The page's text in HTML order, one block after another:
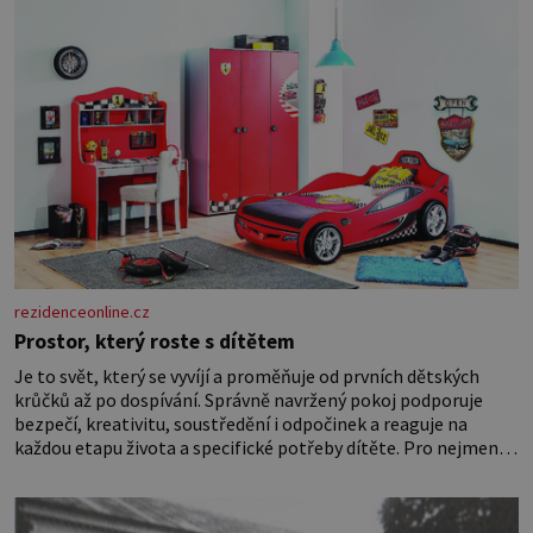
rezidenceonline.cz
Prostor, který roste s dítětem
Je to svět, který se vyvíjí a proměňuje od prvních dětských
krůčků až po dospívání. Správně navržený pokoj podporuje
bezpečí, kreativitu, soustředění i odpočinek a reaguje na
každou etapu života a specifické potřeby dítěte. Pro nejmenší
miminka měl působit především klidně a útulně. Předškolní
věk je